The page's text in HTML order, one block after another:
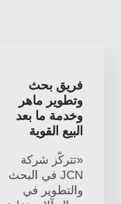
فريق بحث
وتطوير ماهر
وخدمة ما بعد
البيع القوية
«تتركّز شركة
JCN في البحث
والتطوير في